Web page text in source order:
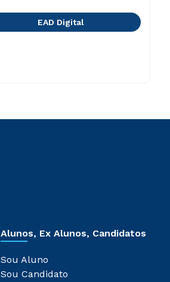
EAD Digital
Alunos, Ex Alunos, Candidatos
Sou Aluno
Sou Candidato